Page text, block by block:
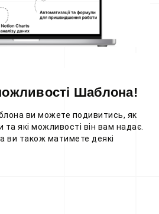
Шаблона!
ви можете подивитись, як
та які можливості він вам надає.
ви також матимете деякі